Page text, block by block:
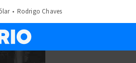
Rodrigo Chaves